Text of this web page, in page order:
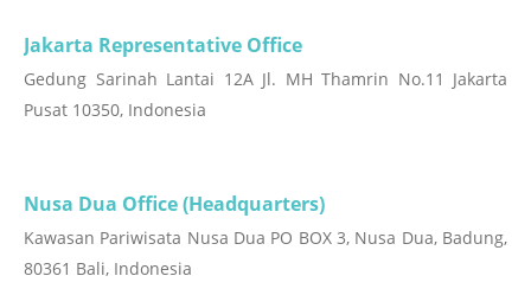
Jakarta Representative Office
Gedung Sarinah Lantai 12A Jl. MH Thamrin No.11 Jakarta
Pusat 10350, Indonesia
Nusa Dua Office (Headquarters)
Kawasan Pariwisata Nusa Dua PO BOX 3, Nusa Dua, Badung,
80361 Bali, Indonesia